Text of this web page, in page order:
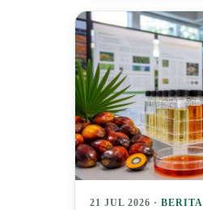
21 JUL 2026 · BERITA